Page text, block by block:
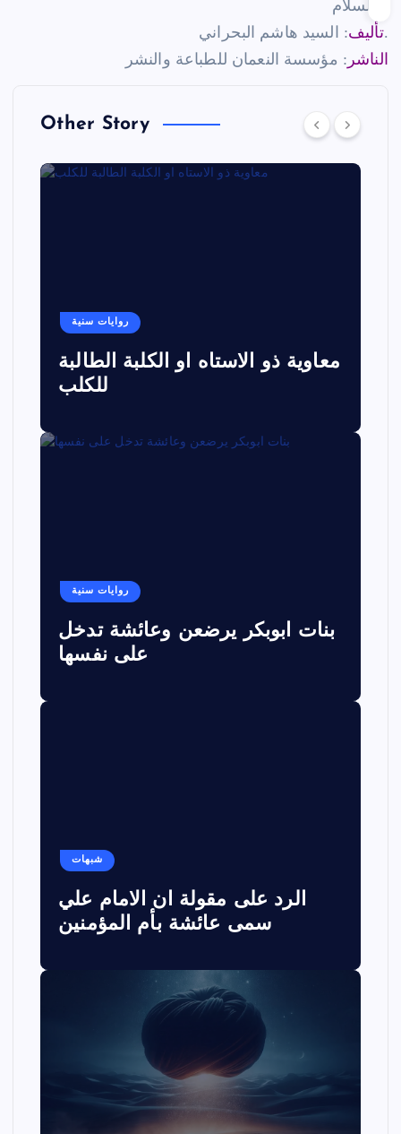
تأليف: السيد هاشم البحراني.
الناشر : مؤسسة النعمان للطباعة والنشر
Other Story
روايات سنية
معاوية ذو الاستاه او الكلبة الطالبة
للكلب
روايات سنية
بنات ابوبكر يرضعن وعائشة تدخل
على نفسها
شبهات
الرد على مقولة ان الامام علي
سمى عائشة بأم المؤمنين